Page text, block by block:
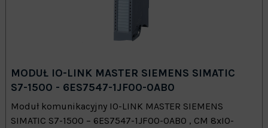
MODUŁ IO-LINK MASTER SIEMENS SIMATIC
S7-1500 - 6ES7547-1JF00-0AB0
Moduł komunikacyjny IO-LINK MASTER SIEMENS
SIMATIC S7-1500 – 6ES7547-1JF00-0AB0 , CM 8xIO-